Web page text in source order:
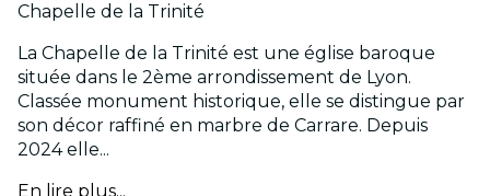
Chapelle de la Trinité
La Chapelle de la Trinité est une église baroque
située dans le 2ème arrondissement de Lyon.
Classée monument historique, elle se distingue par
son décor raffiné en marbre de Carrare. Depuis
2024 elle...
En lire plus...